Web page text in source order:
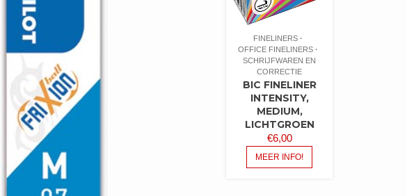
FINELINERS
OFFICE FINELINERS
SCHRIJFWAREN EN
CORRECTIE
BIC FINELINER
INTENSITY,
MEDIUM,
LICHTGROEN
€6,00
MEER INFO!